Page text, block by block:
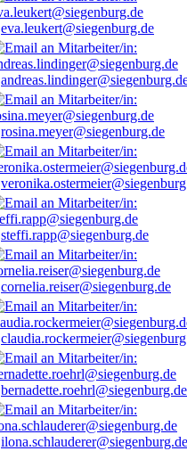
eva.leukert@siegenburg.de
rosina.meyer@siegenburg.de
steffi.rapp@siegenburg.de
cornelia.reiser@siegenburg.de
bernadette.roehrl@siegenburg.de
ilona.schlauderer@siegenburg.de